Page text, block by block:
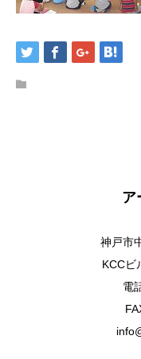
ア
神戸市
KCC
電